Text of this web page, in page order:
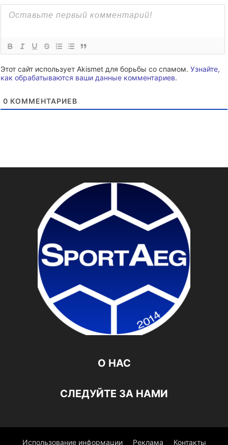
Этот сайт использует Akismet для борьбы со спамом. Узнайте,
как обрабатываются ваши данные комментариев.
0 КОММЕНТАРИЕВ
О НАС
СЛЕДУЙТЕ ЗА НАМИ
Использование информации Реклама Контакты